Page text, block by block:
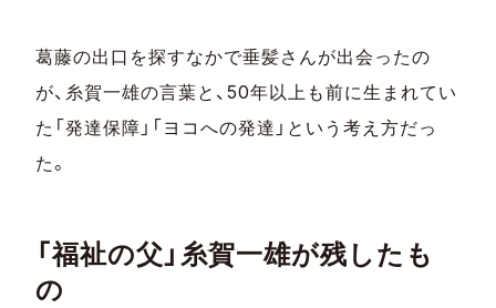
葛藤の出口を探すなかで垂髪さんが出会ったの
が、糸賀一雄の言葉と、50年以上も前に生まれてい
た「発達保障」「ヨコへの発達」という考え方だっ
た。
「福祉の父」糸賀一雄が残したも
の